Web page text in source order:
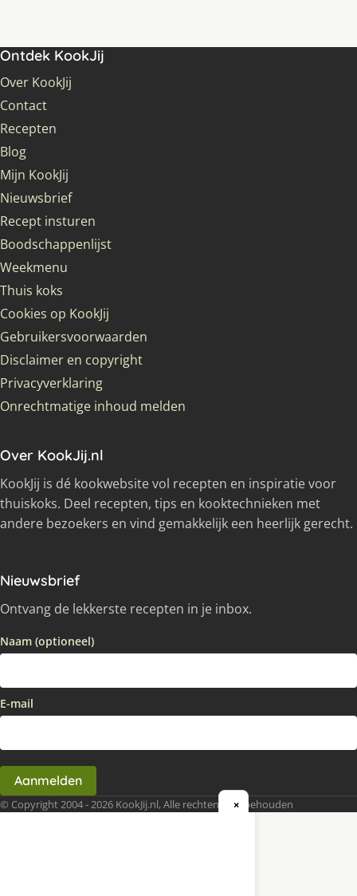
Ontdek KookJij
Over KookJij
Contact
Recepten
Blog
Mijn KookJij
Nieuwsbrief
Recept insturen
Boodschappenlijst
Weekmenu
Thuis koks
Cookies op KookJij
Gebruikersvoorwaarden
Disclaimer en copyright
Privacyverklaring
Onrechtmatige inhoud melden
Over KookJij.nl
KookJij is dé kookwebsite vol recepten en inspiratie voor
thuiskoks. Deel recepten, tips en kooktechnieken met
andere bezoekers en vind gemakkelijk een heerlijk gerecht.
Nieuwsbrief
Ontvang de lekkerste recepten in je inbox.
Naam (optioneel)
E-mail
Aanmelden
© Copyright 2004 - 2026 KookJij.nl, Alle rechten voorbehouden
×